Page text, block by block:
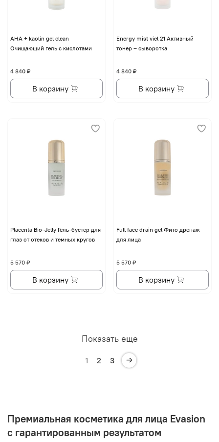
AHA + kaolin gel clean
Очищающий гель с кислотами
4 840 ₽
В корзину
Energy mist viel 21 Активный
тонер – сыворотка
4 840 ₽
В корзину
Placenta Bio-Jelly Гель-бустер для
глаз от отеков и темных кругов
5 570 ₽
В корзину
Full face drain gel Фито дренаж
для лица
5 570 ₽
В корзину
Показать еще
1 2 3
Премиальная косметика для лица Evasion
с гарантированным результатом